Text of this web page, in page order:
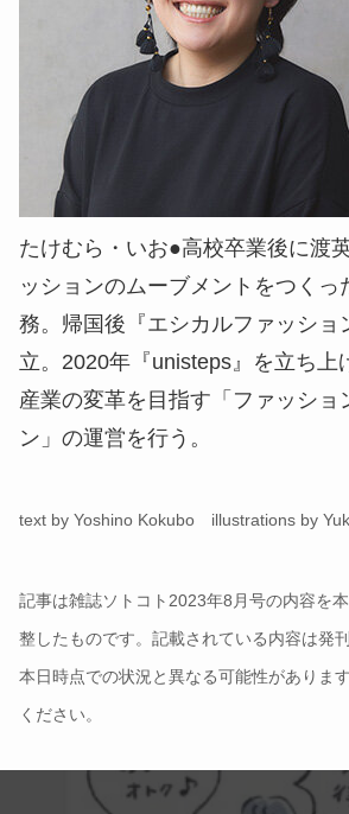
たけむら・いお●高校卒業後に渡
ッションのムーブメントをつくっ
務。帰国後『エシカルファッショ
立。2020年『unisteps』を立ち上
産業の変革を目指す「ファッショ
ン」の運営を行う。
text by Yoshino Kokubo illustrations by
記事は雑誌ソトコト2023年8月号の内容を
整したものです。記載されている内容は発
本日時点での状況と異なる可能性がありま
ください。